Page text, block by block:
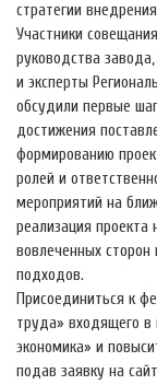
стратегии
Участники
руководства
и эксперты
обсудили первые
достижения
формированию
ролей и
мероприятий на
реализация
вовлеченных
подходов.
Присоединиться к
труда» входящего в
экономика» и
подав заявку на